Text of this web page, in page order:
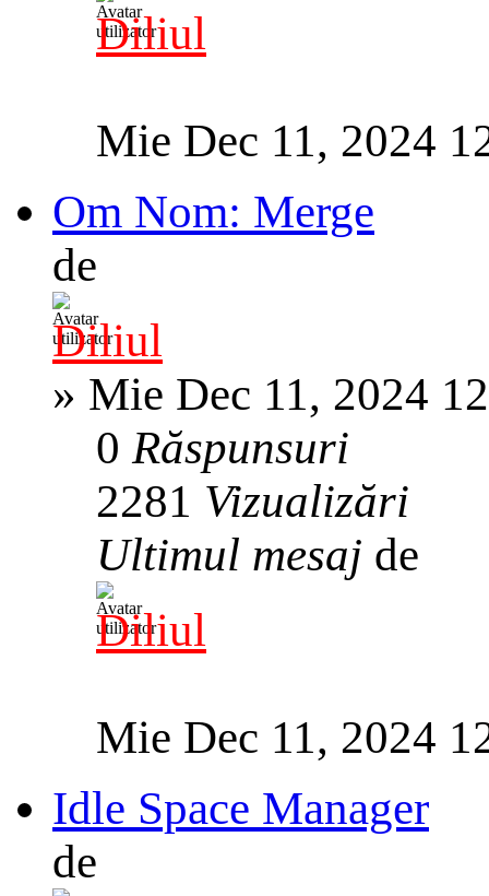
Diliul
Mie Dec 11, 2024
Om Nom: Merge
de
Diliul
» Mie Dec 11, 2024
0Răspunsuri
2281 Vizualizări
Ultimul mesaj de
Diliul
Mie Dec 11, 2024
Idle Space Manager
de